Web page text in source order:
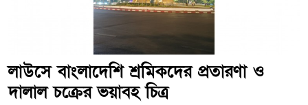
লাউসে বাংলাদেশি শ্রমিকদের প্রতারণা ও
দালাল চক্রের ভয়াবহ চিত্র